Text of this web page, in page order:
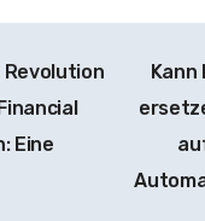
Eine
Kann